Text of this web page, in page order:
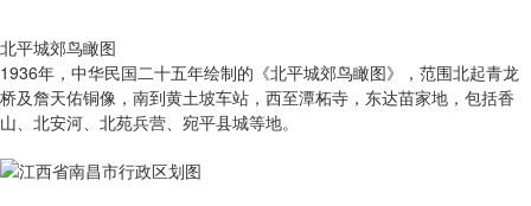
北平城郊鸟瞰图
1936年，中华民国二十五年绘制的《北平城郊鸟瞰图》，范围北起青龙
桥及詹天佑铜像，南到黄土坡车站，西至潭柘寺，东达苗家地，包括香
山、北安河、北苑兵营、宛平县城等地。